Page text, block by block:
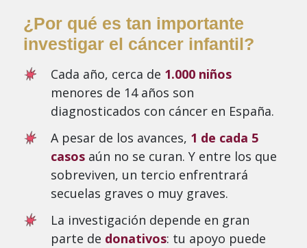
¿Por qué es tan importante
investigar el cáncer infantil?
Cada año, cerca de 1.000 niños
menores de 14 años son
diagnosticados con cáncer en España.
A pesar de los avances, 1 de cada 5
casosaún no se curan. Y entre los que
sobreviven, un tercio enfrentrará
secuelas graves o muy graves.
La investigación depende en gran
parte de donativos: tu apoyo puede